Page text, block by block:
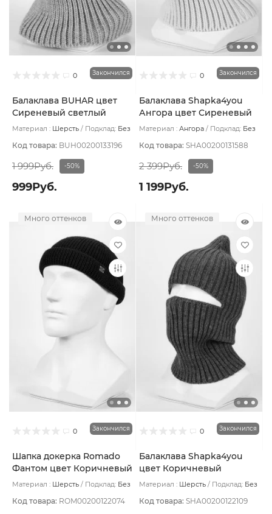
0 Закончился
Балаклава BUHAR цвет
Сиреневый светлый
Материал : Шерсть Подклад: Без
Код товара: BUH00200133196
1 999Руб. -50%
999Руб.
0 Закончился
Балаклава Shapka4you
Ангора цвет Сиреневый
светлый
Материал : Ангора Подклад: Без
Код товара: SHA00200131588
2 399Руб. -50%
1 199Руб.
Много оттенков
0 Закончился
Шапка докерка Romado
Фантом цвет Коричневый
Материал : Шерсть Подклад: Без
Код товара: ROM00200122074
Много оттенков
0 Закончился
Балаклава Shapka4you
цвет Коричневый
Материал : Шерсть Подклад: Без
Код товара: SHA00200122109